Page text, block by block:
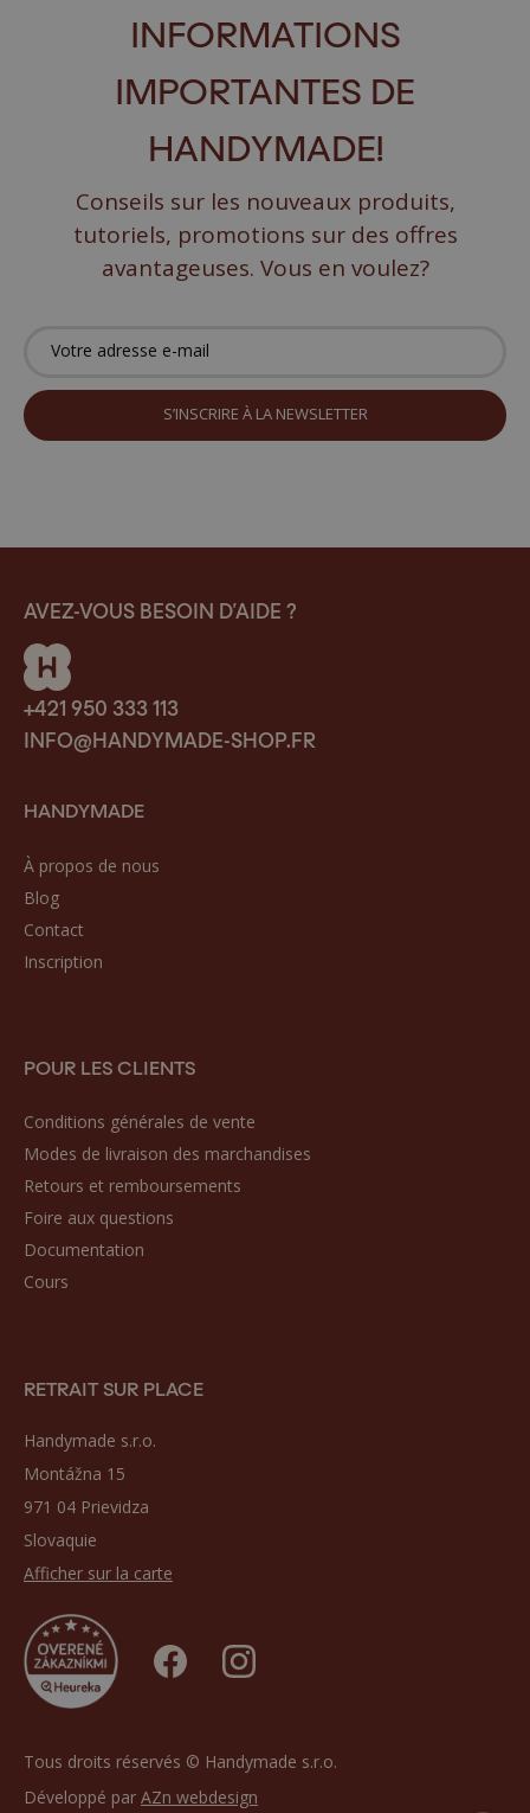
INFORMATIONS
IMPORTANTES DE
HANDYMADE!
Conseils sur les nouveaux produits,
tutoriels, promotions sur des offres
avantageuses. Vous en voulez?
AVEZ-VOUS BESOIN D’AIDE ?
+421 950 333 113
INFO@HANDYMADE-SHOP.FR
HANDYMADE
À propos de nous
Blog
Contact
Inscription
POUR LES CLIENTS
Conditions générales de vente
Modes de livraison des marchandises
Retours et remboursements
Foire aux questions
Documentation
Cours
RETRAIT SUR PLACE
Handymade s.r.o.
Montážna 15
971 04 Prievidza
Slovaquie
Afficher sur la carte
Tous droits réservés © Handymade s.r.o.
Développé par AZn webdesign